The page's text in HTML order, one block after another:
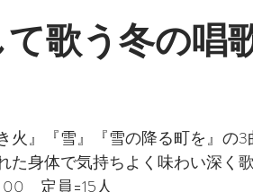
歌う冬の唱
火』『雪』『雪の降る町を』の
身体で気持ちよく味わい深く
00　定員=15人